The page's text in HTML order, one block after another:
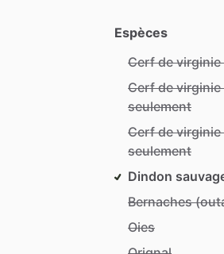
Espèces
Cerf de
Cerf de
seulement
Cerf de
seulement
Dindon
Bernaches
Oies